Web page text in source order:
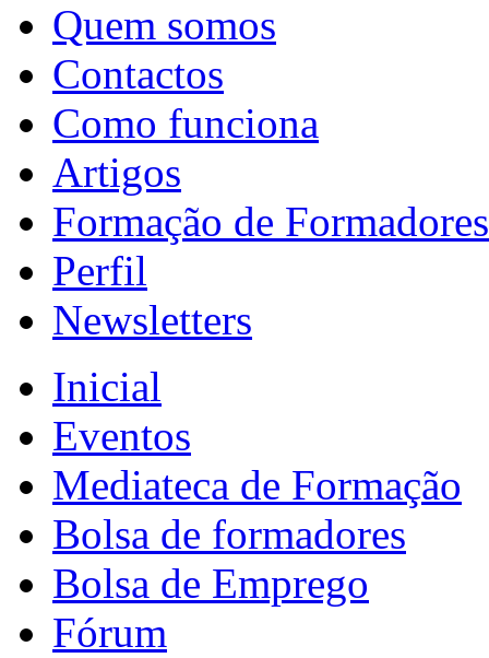
Quem somos
Contactos
Como funciona
Artigos
Formação de Formadores
Perfil
Newsletters
Inicial
Eventos
Mediateca de Formação
Bolsa de formadores
Bolsa de Emprego
Fórum